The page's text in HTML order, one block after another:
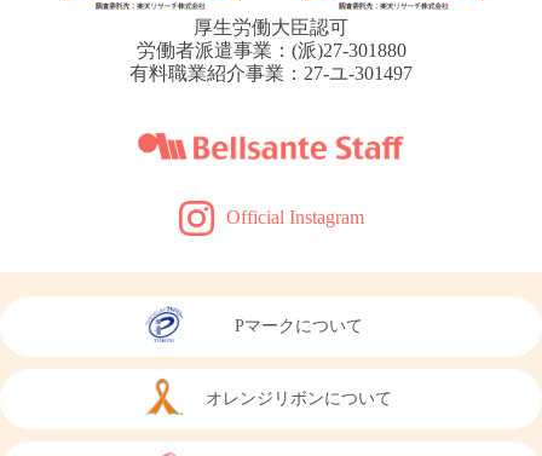
厚生労働大臣認可
労働者派遣事業：(派)27-301880
有料職業紹介事業：27-ユ-301497
Official Instagram
Pマークについて
オレンジリボンについて